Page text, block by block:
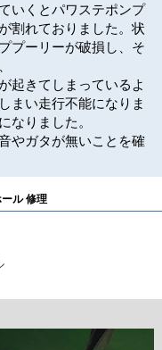
いくとパワステポンプ
割れておりました。状
プーリーが破損し、そ
起きてしまっているよ
まい走行不能になりま
なりました。
やガタが無いことを確
ル 修理